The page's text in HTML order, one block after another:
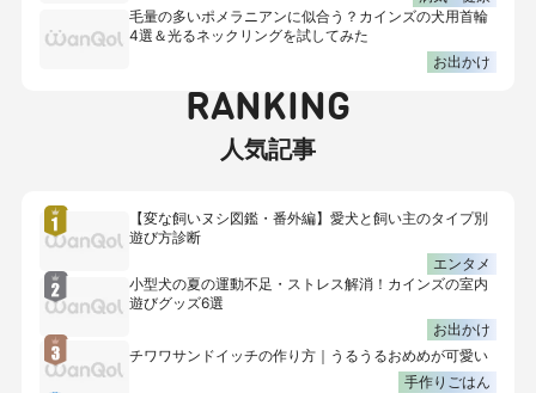
毛量の多いポメラニアンに似合う？カインズの犬用首輪
4選＆光るネックリングを試してみた
お出かけ
RANKING
人気記事
【変な飼いヌシ図鑑・番外編】愛犬と飼い主のタイプ別
遊び方診断
エンタメ
小型犬の夏の運動不足・ストレス解消！カインズの室内
遊びグッズ6選
お出かけ
チワワサンドイッチの作り方｜うるうるおめめが可愛い
手作りごはん